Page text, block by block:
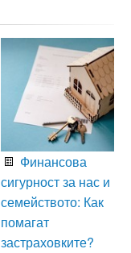
Финансова
сигурност за нас и
семейството: Как
помагат
застраховките?